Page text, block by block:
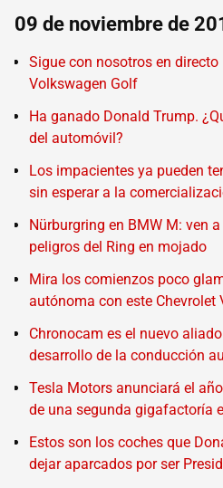
09 de noviembre de
Sigue con nosotros en
Volkswagen Golf
Ha ganado Donald Trump.
del automóvil?
Los impacientes ya pueden
sin esperar a la
Nürburgring en BMW M: ven
peligros del Ring en mojado
Mira los comienzos poco
autónoma con este Chevrolet
Chronocam es el nuevo
desarrollo de la conducción
Tesla Motors anunciará el
de una segunda gigafactoría
Estos son los coches que
dejar aparcados por ser